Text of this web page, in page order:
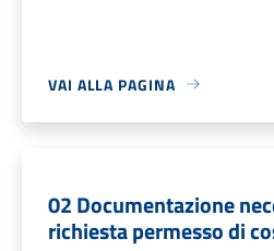
VAI ALLA PAGINA
02 Documentazione
richiesta permesso di